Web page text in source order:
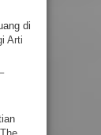
di
Arti